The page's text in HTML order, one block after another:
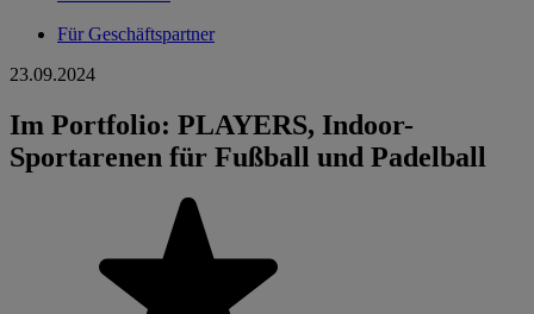
Für Geschäftspartner
23.09.2024
Im Portfolio: PLAYERS, Indoor-
Sportarenen für Fußball und Padelball